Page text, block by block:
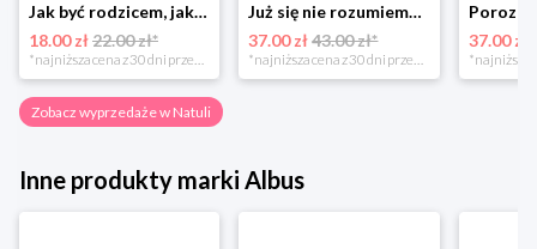
Jak być rodzicem, jakim zawsze chciałeś być Media rodzina
18.00 zł22.00 zł*
*najniższa cena z 30 dni przed obniżką
Już się nie rozumiemy! Jak przeżyć czas trzaskających drzwi Esprit
37.00 zł 43.00 zł*
*najniższa cena z 30 dni przed obniżką
37.00 zł
Zobacz wyprzedaże w Natuli
Inne produkty marki Albus